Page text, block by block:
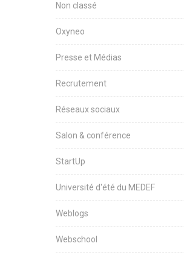
Non classé
Oxyneo
Presse et Médias
Recrutement
Réseaux sociaux
Salon & conférence
StartUp
Université d'été du MEDEF
Weblogs
Webschool